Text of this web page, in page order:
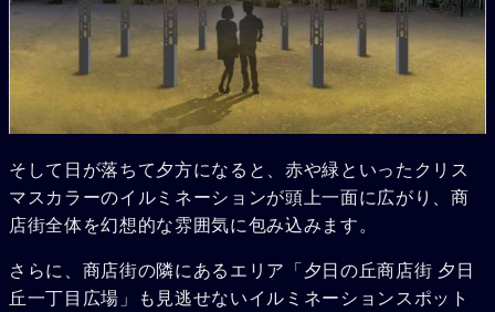
そして日が落ちて夕方になると、赤や緑といったクリス
マスカラーのイルミネーションが頭上一面に広がり、商
店街全体を幻想的な雰囲気に包み込みます。
さらに、商店街の隣にあるエリア「夕日の丘商店街 夕日
丘一丁目広場」も見逃せないイルミネーションスポット